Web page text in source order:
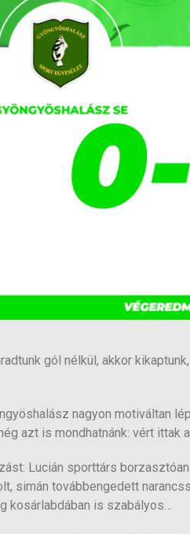
gól nélkül, akkor
nagyon motiváltan
azt is mondhatnánk: vért ittak
Lucián sporttárs
simán továbbengedett
kosárlabdában is szabályos…